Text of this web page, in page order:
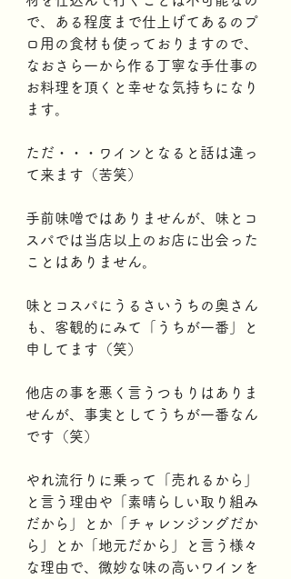
で、ある程度まで仕上げてあるのプ
ロ用の食材も使っておりますので、
なおさら一から作る丁寧な手仕事の
お料理を頂くと幸せな気持ちになり
ます。
ただ・・・ワインとなると話は違っ
て来ます（苦笑）
手前味噌ではありませんが、味とコ
スパでは当店以上のお店に出会った
ことはありません。
味とコスパにうるさいうちの奥さん
も、客観的にみて「うちが一番」と
申してます（笑）
他店の事を悪く言うつもりはありま
せんが、事実としてうちが一番なん
です（笑）
やれ流行りに乗って「売れるから」
と言う理由や「素晴らしい取り組み
だから」とか「チャレンジングだか
ら」とか「地元だから」と言う様々
な理由で、微妙な味の高いワインを